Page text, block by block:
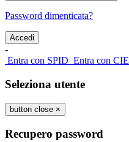
Password dimenticata?
-
Entra con SPID Entra con CIE
Seleziona utente
button close ×
Recupero password